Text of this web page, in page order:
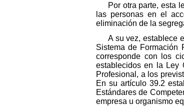
Por otra parte, esta
las personas en el
eliminación de la
A su vez, establece
Sistema de Formación
corresponde con los
establecidos en la Ley
Profesional, a los
En su artículo 39.2
Estándares de
empresa u organismo